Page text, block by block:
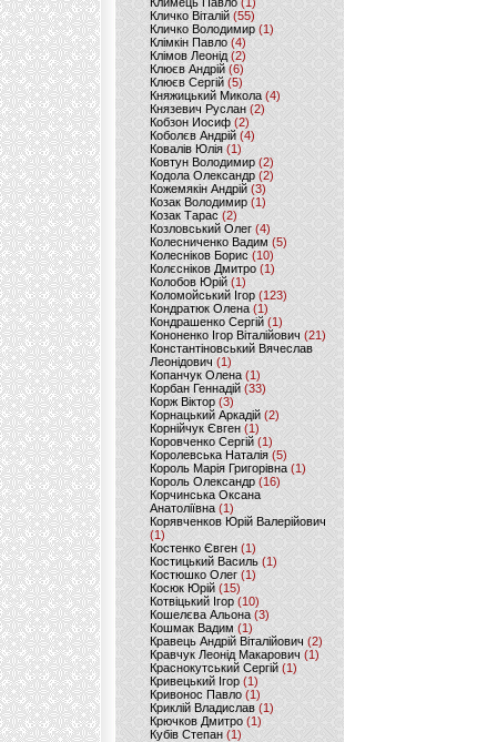
Кличко Віталій(55)
Кличко Володимир (1)
Клімкін Павло (4)
Клімов Леонід(2)
Клюєв Андрій(6)
Клюєв Сергій (5)
Княжицький Микола(4)
Князевич Руслан (2)
Кобзон Иосиф(2)
Коболєв Андрій (4)
Ковалів Юлія(1)
Ковтун Володимир (2)
Кодола Олександр (2)
Кожемякін Андрій (3)
Козак Володимир (1)
Козак Тарас (2)
Козловський Олег(4)
Колесниченко Вадим (5)
Колесніков Борис (10)
Колєсніков Дмитро (1)
Колобов Юрій (1)
Коломойський Ігор (123)
Кондратюк Олена(1)
Кондрашенко Сергій (1)
Кононенко Ігор Віталійович (21)
Константіновський Вячеслав
Леонідович (1)
Копанчук Олена (1)
Корбан Геннадій (33)
Корж Віктор (3)
Корнацький Аркадій (2)
Корнійчук Євген (1)
Коровченко Сергій (1)
Королевська Наталія(5)
Король Марія Григорівна (1)
Король Олександр (16)
Корчинська Оксана
Анатоліївна (1)
Корявченков Юрій Валерійович
(1)
Костенко Євген (1)
Костицький Василь (1)
Костюшко Олег (1)
Косюк Юрій (15)
Котвіцький Ігор (10)
Кошелєва Альона(3)
Кошмак Вадим (1)
Кравець Андрій Віталійович (2)
Кравчук Леонід Макарович (1)
Краснокутський Сергій (1)
Кривецький Ігор (1)
Кривонос Павло (1)
Криклій Владислав (1)
Крючков Дмитро(1)
Кубів Степан(1)